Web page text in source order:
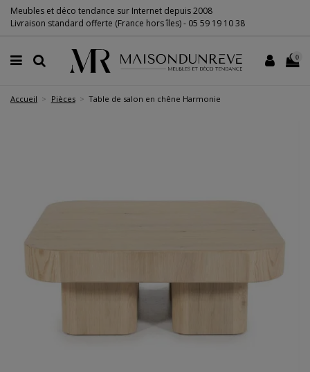
Meubles et déco tendance sur Internet depuis 2008
Livraison standard offerte (France hors îles) - 05 59 19 10 38
0
Accueil Pièces Table de salon en chêne Harmonie